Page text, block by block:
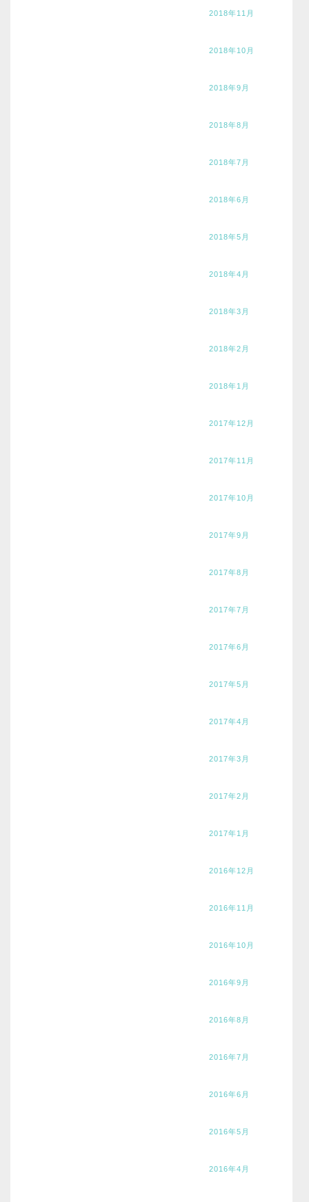
2018年11月
2018年10月
2018年9月
2018年8月
2018年7月
2018年6月
2018年5月
2018年4月
2018年3月
2018年2月
2018年1月
2017年12月
2017年11月
2017年10月
2017年9月
2017年8月
2017年7月
2017年6月
2017年5月
2017年4月
2017年3月
2017年2月
2017年1月
2016年12月
2016年11月
2016年10月
2016年9月
2016年8月
2016年7月
2016年6月
2016年5月
2016年4月